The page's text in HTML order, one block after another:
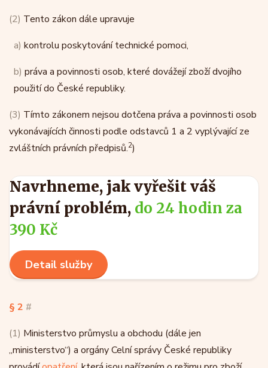
(2) Tento zákon dále upravuje
a) kontrolu poskytování technické pomoci,
b) práva a povinnosti osob, které dovážejí zboží dvojího
použití do České republiky.
(3) Tímto zákonem nejsou dotčena práva a povinnosti osob
vykonávajících činnosti podle odstavců 1 a 2 vyplývající ze
zvláštních právních předpisů.2)
Navrhneme, jak vyřešit váš
právní problém, do 24 hodin za
390 Kč
Detail služby
§ 2 #
(1) Ministerstvo průmyslu a obchodu (dále jen
„ministerstvo“) a orgány Celní správy České republiky